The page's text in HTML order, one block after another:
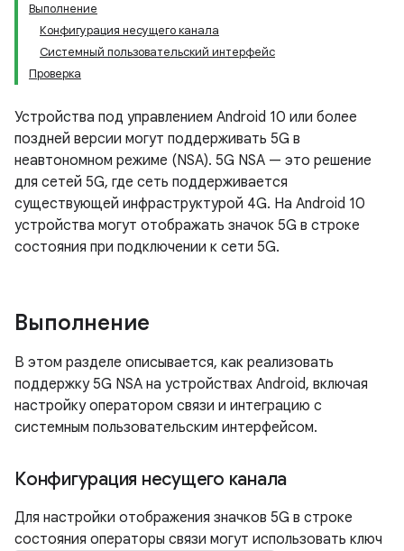
Выполнение
Конфигурация несущего канала
Системный пользовательский интерфейс
Проверка
Устройства под управлением Android 10 или более
поздней версии могут поддерживать 5G в
неавтономном режиме (NSA). 5G NSA — это решение
для сетей 5G, где сеть поддерживается
существующей инфраструктурой 4G. На Android 10
устройства могут отображать значок 5G в строке
состояния при подключении к сети 5G.
Выполнение
В этом разделе описывается, как реализовать
поддержку 5G NSA на устройствах Android, включая
настройку оператором связи и интеграцию с
системным пользовательским интерфейсом.
Конфигурация несущего канала
Для настройки отображения значков 5G в строке
состояния операторы связи могут использовать ключ